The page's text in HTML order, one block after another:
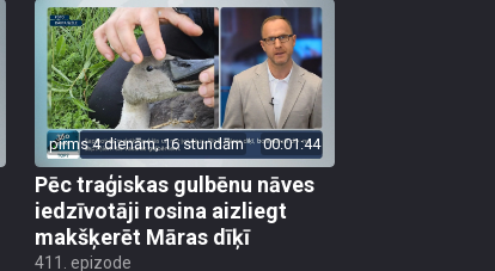
pirms 4 dienām, 16 stundām 00:01:44
Pēc traģiskas gulbēnu nāves
iedzīvotāji rosina aizliegt
makšķerēt Māras dīķī
411. epizode